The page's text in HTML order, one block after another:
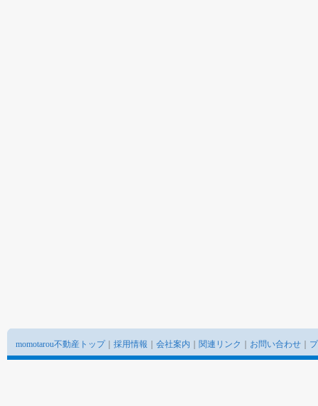
momotarou不動産トップ｜ 採用情報 会社案内 関連リンク お問い合わせ